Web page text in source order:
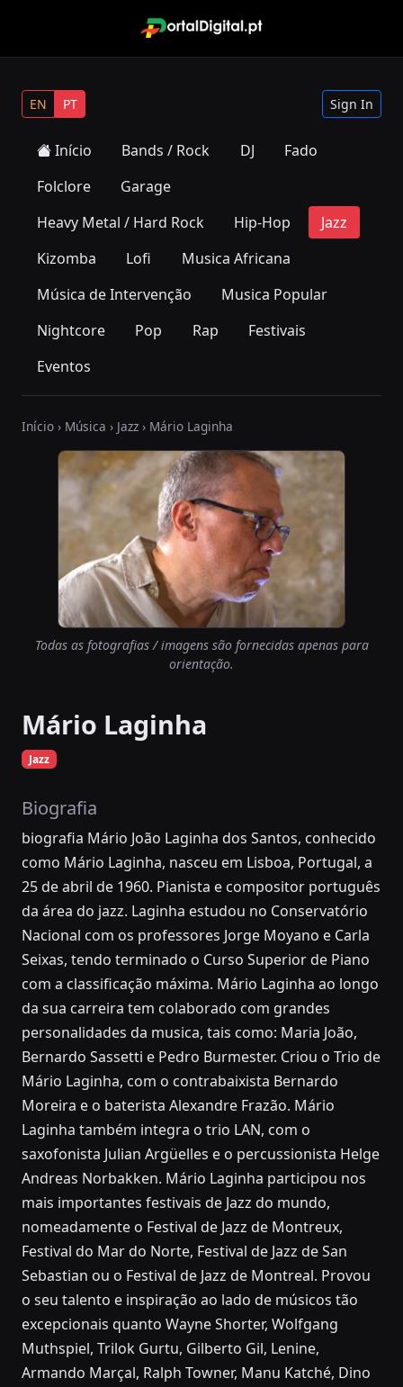
EN PT Sign In
Início Bands / Rock DJ
Fado
Folclore
Garage
Heavy Metal / Hard Rock
Hip-Hop
Jazz
Kizomba
Lofi
Musica Africana
Música de Intervenção
Musica Popular
Nightcore
Pop Rap
Festivais
Eventos
Início › Música › Jazz › Mário Laginha
Todas as fotografias / imagens são fornecidas apenas para
orientação.
Mário Laginha
Jazz
Biografia
biografia Mário João Laginha dos Santos, conhecido
como Mário Laginha, nasceu em Lisboa, Portugal, a
25 de abril de 1960. Pianista e compositor português
da área do jazz. Laginha estudou no Conservatório
Nacional com os professores Jorge Moyano e Carla
Seixas, tendo terminado o Curso Superior de Piano
com a classificação máxima. Mário Laginha ao longo
da sua carreira tem colaborado com grandes
personalidades da musica, tais como: Maria João,
Bernardo Sassetti e Pedro Burmester. Criou o Trio de
Mário Laginha, com o contrabaixista Bernardo
Moreira e o baterista Alexandre Frazão. Mário
Laginha também integra o trio LAN, com o
saxofonista Julian Argüelles e o percussionista Helge
Andreas Norbakken. Mário Laginha participou nos
mais importantes festivais de Jazz do mundo,
nomeadamente o Festival de Jazz de Montreux,
Festival do Mar do Norte, Festival de Jazz de San
Sebastian ou o Festival de Jazz de Montreal. Provou
o seu talento e inspiração ao lado de músicos tão
excepcionais quanto Wayne Shorter, Wolfgang
Muthspiel, Trilok Gurtu, Gilberto Gil, Lenine,
Armando Marçal, Ralph Towner, Manu Katché, Dino